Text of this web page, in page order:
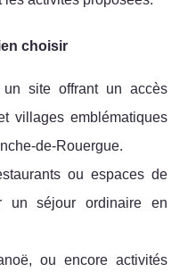
choisir
un site offrant un accès
villages emblématiques
de-Rouergue.
ou espaces de
un séjour ordinaire en
ou encore activités